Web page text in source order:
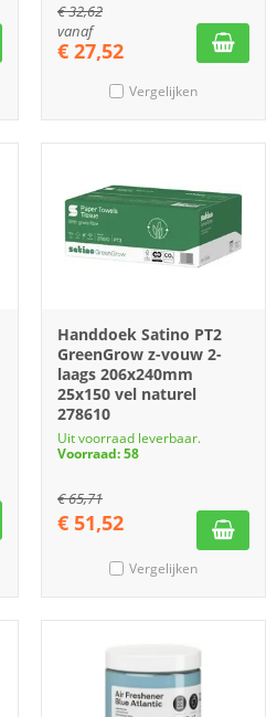
€32,62
vanaf
€ 27,52
Vergelijken
Handdoek Satino PT2
GreenGrow z-vouw 2-
laags 206x240mm
25x150 vel naturel
278610
Uit voorraad leverbaar.
Voorraad: 58
€65,71
€ 51,52
Vergelijken